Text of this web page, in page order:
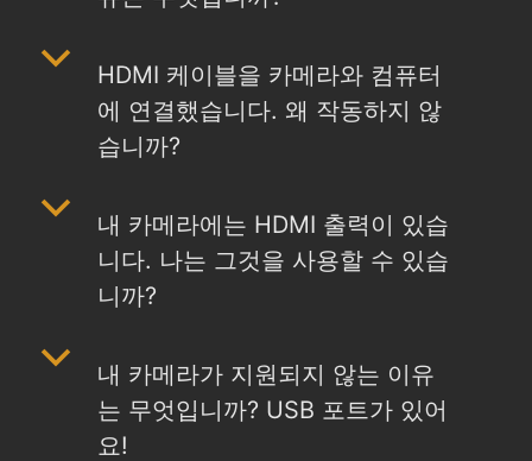
b
HDMI 케이블을 카메라와 컴퓨터
에 연결했습니다. 왜 작동하지 않
습니까?
b
내 카메라에는 HDMI 출력이 있습
니다. 나는 그것을 사용할 수 있습
니까?
b
내 카메라가 지원되지 않는 이유
는 무엇입니까? USB 포트가 있어
요!